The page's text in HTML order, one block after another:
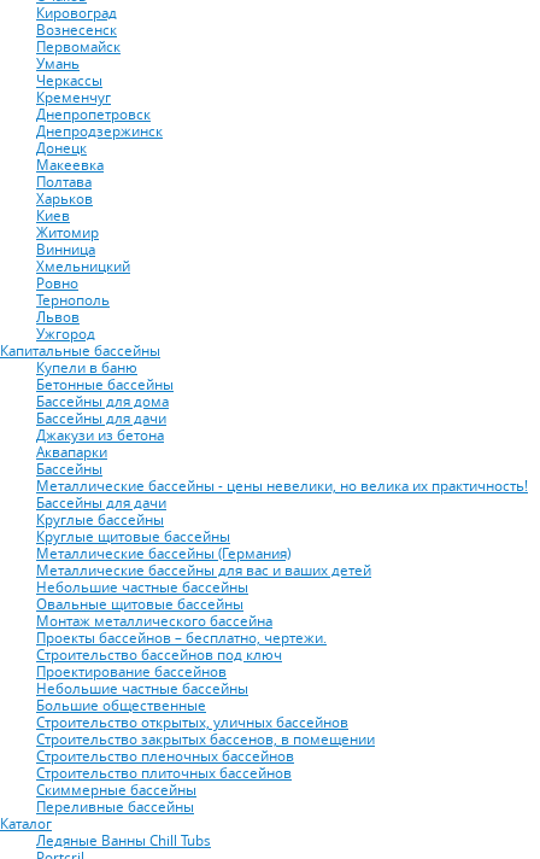
Кировоград
Вознесенск
Первомайск
Умань
Черкассы
Кременчуг
Днепропетровск
Днепродзержинск
Донецк
Макеевка
Полтава
Харьков
Киев
Житомир
Винница
Хмельницкий
Ровно
Тернополь
Львов
Ужгород
Капитальные бассейны
Купели в баню
Бетонные бассейны
Бассейны для дома
Бассейны для дачи
Джакузи из бетона
Аквапарки
Бассейны
Металлические бассейны - цены невелики, но велика их практичность!
Бассейны для дачи
Круглые бассейны
Круглые щитовые бассейны
Металлические бассейны (Германия)
Металлические бассейны для вас и ваших детей
Небольшие частные бассейны
Овальные щитовые бассейны
Монтаж металлического бассейна
Проекты бассейнов – бесплатно, чертежи.
Строительство бассейнов под ключ
Проектирование бассейнов
Небольшие частные бассейны
Большие общественные
Строительство открытых, уличных бассейнов
Строительство закрытых бассенов, в помещении
Строительство пленочных бассейнов
Строительство плиточных бассейнов
Скиммерные бассейны
Переливные бассейны
Каталог
Ледяные Ванны Chill Tubs